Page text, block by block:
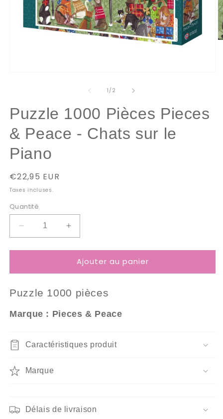
une
fenêtre
modale
1 /de
2
Puzzle 1000 Pièces Pieces
& Peace - Chats sur le
Piano
Prix
habituel
€22,95 EUR
Taxes incluses.
Quantité
Réduire
la
quantité
Puzzle
Pièces
&amp;
Chats
le
Piano
Augmenter
la
quantité
de
Puzzle
Pièces
&amp;
Chats
Ajouter au panier
Puzzle 1000 pièces
Marque : Pieces & Peace
Caractéristiques produit
Marque
Délais de livraison